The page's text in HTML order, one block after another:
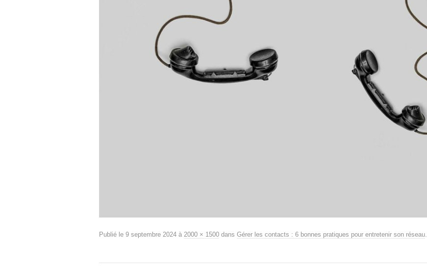
Publié le 9 septembre 2024 à 2000 × 1500 dans Gérer les contacts : 6 bonnes pratiques pour entretenir son réseau.